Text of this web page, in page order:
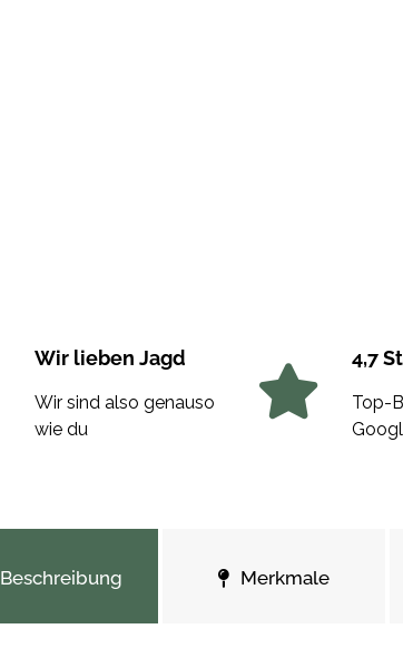
Wir lieben Jagd
Wir sind also genauso
wie du
4,7
Top-
Beschreibung Merkmale